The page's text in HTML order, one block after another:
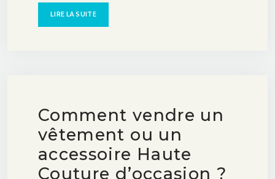
LIRE LA SUITE
Comment vendre un
vêtement ou un
accessoire Haute
Couture d’occasion ?